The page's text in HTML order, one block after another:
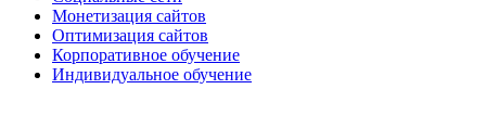
Монетизация сайтов
Оптимизация сайтов
Корпоративное обучение
Индивидуальное обучение